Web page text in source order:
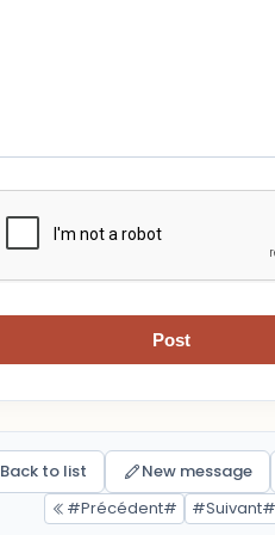
Post
Back to list New message
#Précédent#
#Suivant#